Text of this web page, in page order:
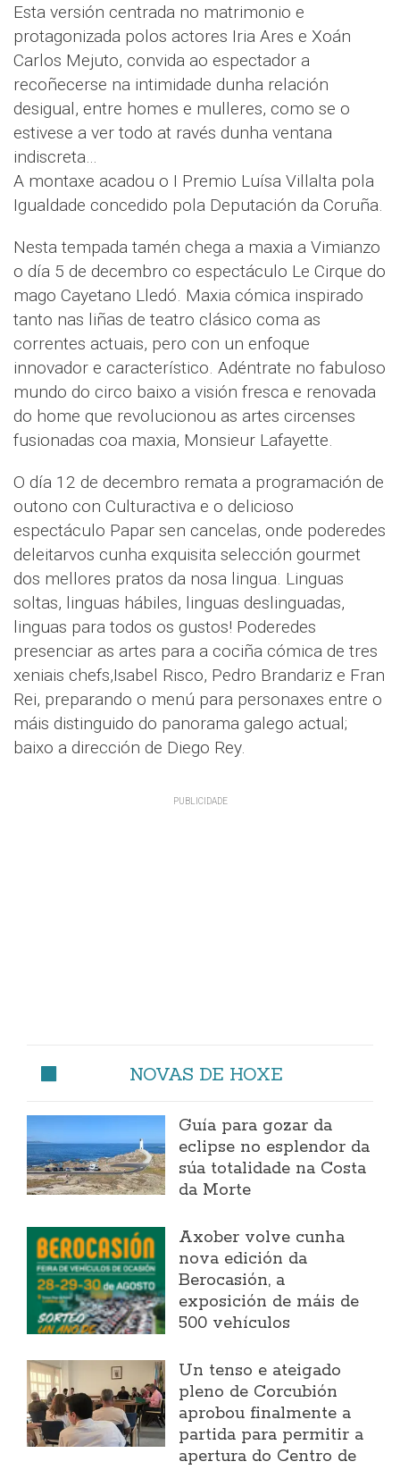
Esta versión centrada no matrimonio e
protagonizada polos actores Iria Ares e Xoán
Carlos Mejuto, convida ao espectador a
recoñecerse na intimidade dunha relación
desigual, entre homes e mulleres, como se o
estivese a ver todo at ravés dunha ventana
indiscreta…
A montaxe acadou o I Premio Luísa Villalta pola
Igualdade concedido pola Deputación da Coruña.
Nesta tempada tamén chega a maxia a Vimianzo
o día 5 de decembro co espectáculo Le Cirque do
mago Cayetano Lledó. Maxia cómica inspirado
tanto nas liñas de teatro clásico coma as
correntes actuais, pero con un enfoque
innovador e característico. Adéntrate no fabuloso
mundo do circo baixo a visión fresca e renovada
do home que revolucionou as artes circenses
fusionadas coa maxia, Monsieur Lafayette.
O día 12 de decembro remata a programación de
outono con Culturactiva e o delicioso
espectáculo Papar sen cancelas, onde poderedes
deleitarvos cunha exquisita selección gourmet
dos mellores pratos da nosa lingua. Linguas
soltas, linguas hábiles, linguas deslinguadas,
linguas para todos os gustos! Poderedes
presenciar as artes para a cociña cómica de tres
xeniais chefs,Isabel Risco, Pedro Brandariz e Fran
Rei, preparando o menú para personaxes entre o
máis distinguido do panorama galego actual;
baixo a dirección de Diego Rey.
NOVAS DE HOXE
Guía para gozar da
eclipse no esplendor da
súa totalidade na Costa
da Morte
Axober volve cunha
nova edición da
Berocasión, a
exposición de máis de
500 vehículos
Un tenso e ateigado
pleno de Corcubión
aprobou finalmente a
partida para permitir a
apertura do Centro de